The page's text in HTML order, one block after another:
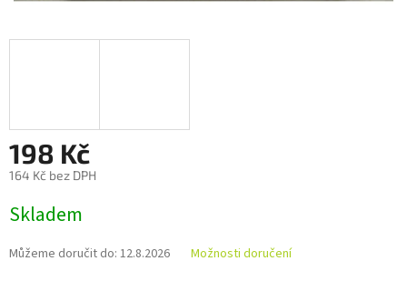
198 Kč
164 Kč bez DPH
cena:
Skladem
Můžeme doručit do: 12.8.2026 Možnosti doručení